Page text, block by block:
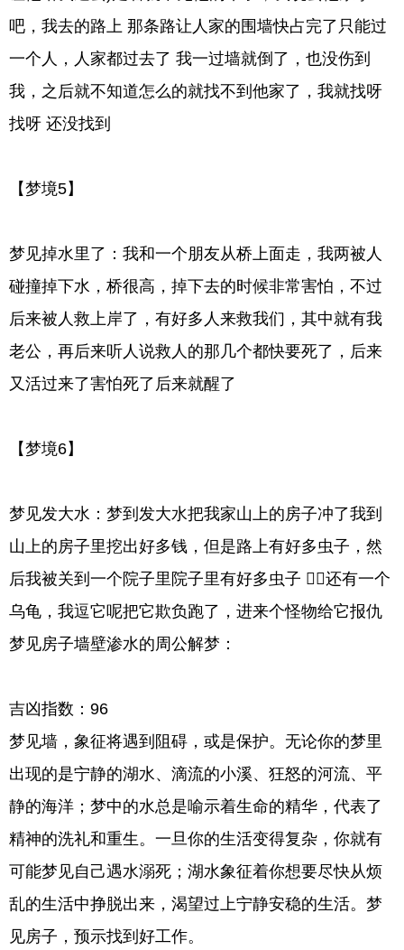
吧，我去的路上 那条路让人家的围墙快占完了只能过
一个人，人家都过去了 我一过墙就倒了，也没伤到
我，之后就不知道怎么的就找不到他家了，我就找呀
找呀 还没找到
【梦境5】
梦见掉水里了：我和一个朋友从桥上面走，我两被人
碰撞掉下水，桥很高，掉下去的时候非常害怕，不过
后来被人救上岸了，有好多人来救我们，其中就有我
老公，再后来听人说救人的那几个都快要死了，后来
又活过来了害怕死了后来就醒了
【梦境6】
梦见发大水：梦到发大水把我家山上的房子冲了我到
山上的房子里挖出好多钱，但是路上有好多虫子，然
后我被关到一个院子里院子里有好多虫子 ，还有一个
乌龟，我逗它呢把它欺负跑了，进来个怪物给它报仇
梦见房子墙壁渗水的周公解梦：
吉凶指数：96
梦见墙，象征将遇到阻碍，或是保护。无论你的梦里
出现的是宁静的湖水、滴流的小溪、狂怒的河流、平
静的海洋；梦中的水总是喻示着生命的精华，代表了
精神的洗礼和重生。一旦你的生活变得复杂，你就有
可能梦见自己遇水溺死；湖水象征着你想要尽快从烦
乱的生活中挣脱出来，渴望过上宁静安稳的生活。梦
见房子，预示找到好工作。